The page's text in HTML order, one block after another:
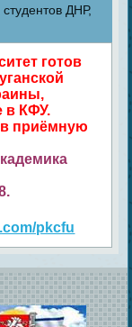
ДНР,
готов
в КФУ.
приёмную
pkcfu